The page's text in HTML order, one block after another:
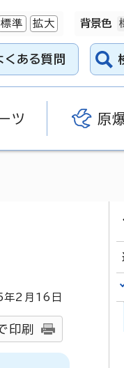
標準 拡大 背景色
くある質問
ツ 原
年2月 16 日
印刷